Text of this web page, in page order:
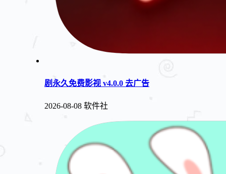
剧永久免费影视 v4.0.0 去广告
2026-08-08 软件社